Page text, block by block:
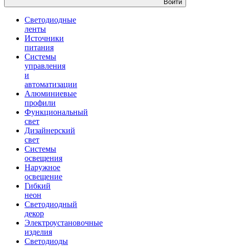
Войти
Светодиодные
ленты
Источники
питания
Системы
управления
и
автоматизации
Алюминиевые
профили
Функциональный
свет
Дизайнерский
свет
Системы
освещения
Наружное
освещение
Гибкий
неон
Светодиодный
декор
Электроустановочные
изделия
Светодиоды